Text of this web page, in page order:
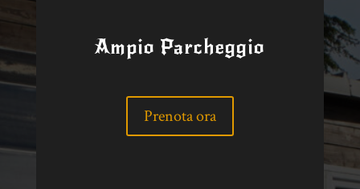
Ampio Parcheggio
Prenota ora